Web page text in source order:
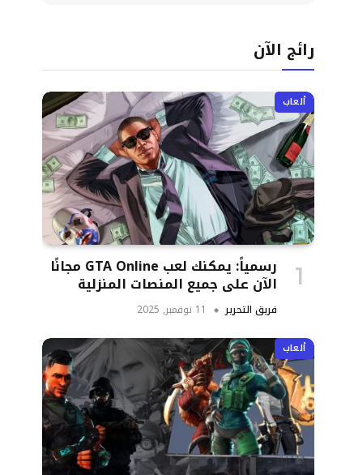
رائج الآن
ألعاب
رسمياً: يمكنك لعب GTA Online مجانًا
الآن على جميع المنصات المنزلية
فريق التحرير 11 نوفمبر, 2025
ألعاب